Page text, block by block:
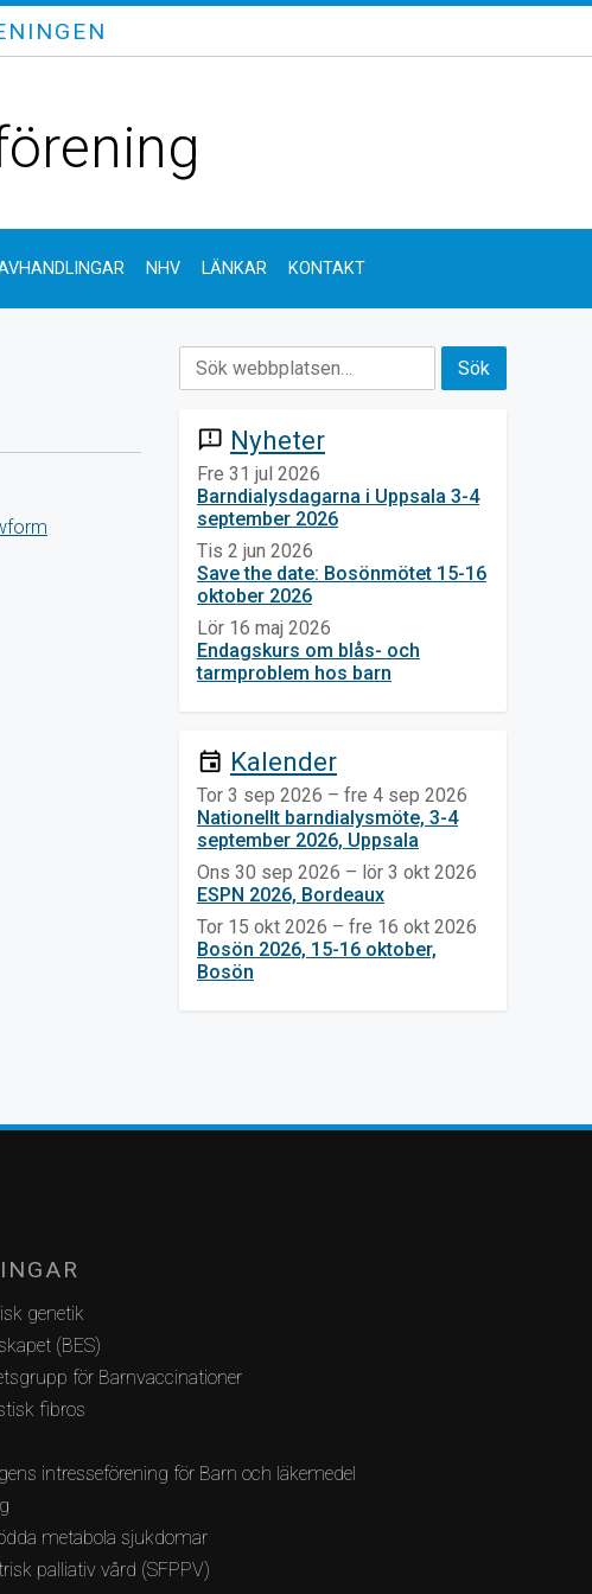
NHV LÄNKAR KONTAKT
announcement Nyheter
Fre 31 jul 2026
Barndialysdagarna i Uppsala 3-4
september 2026
Tis 2 jun 2026
Save the date: Bosönmötet 15-16
oktober 2026
Lör 16 maj 2026
Endagskurs om blås- och
tarmproblem hos barn
event Kalender
Tor 3 sep 2026 – fre 4 sep 2026
Nationellt barndialysmöte, 3-4
september 2026, Uppsala
Ons 30 sep 2026 – lör 3 okt 2026
ESPN 2026, Bordeaux
Tor 15 okt 2026 – fre 16 okt 2026
Bosön 2026, 15-16 oktober,
Bosön
genetik
(BES)
för Barnvaccinationer
fibros
intresseförening för Barn och läkemedel
metabola sjukdomar
palliativ vård (SFPPV)